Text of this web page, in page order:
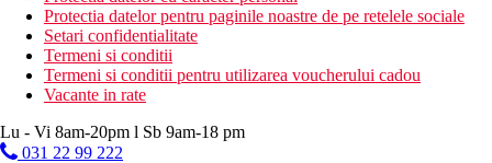
tenis de masa
fitness
baschet
sauna
baie turceasca
teren de tenis (iluminat contra cost)
darts
aerobic
Protectia datelor pentru paginile noastre de pe retelele sociale
Setari confidentialitate
Termeni si conditii
Termeni si conditii pentru utilizarea voucherului cadou
Vacante in rate
Lu - Vi 8am-20pm l Sb 9am-18 pm
031 22 99 222